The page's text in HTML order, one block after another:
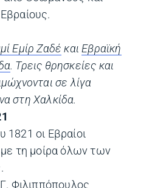
Εμίρ Ζαδέ καιΕβραϊκή
. Τρεις θρησκείες και
σε λίγα
στη Χαλκίδα.
1821 οι Εβραίοι
με τη μοίρα όλων των
Φιλιππόπουλος